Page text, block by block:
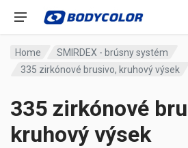
Home
SMIRDEX - brúsny systém
335 zirkónové brusivo, kruhový výsek
335 zirkónové
kruhový výsek